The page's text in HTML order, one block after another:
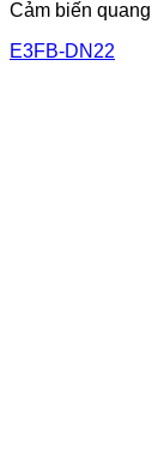
Cảm biến quang
E3FB-DN22